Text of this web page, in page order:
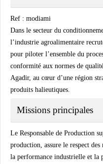
Ref : modiami
Dans le secteur du
l’industrie agroalimentaire
pour piloter l’ensemble du
conformité aux normes de
Agadir, au cœur d’une région
produits halieutiques.
Missions principales
Le Responsable de Production
production, assure le respect
la performance industrielle et la